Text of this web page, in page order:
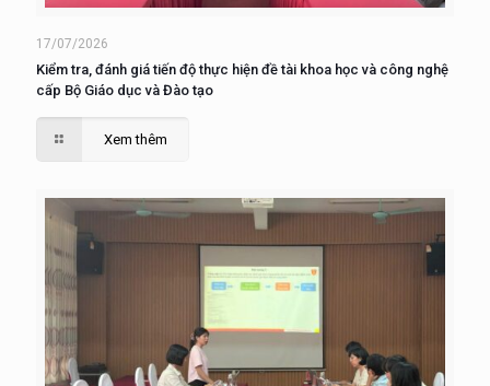
17/07/2026
Kiểm tra, đánh giá tiến độ thực hiện đề tài khoa học và công nghệ
cấp Bộ Giáo dục và Đào tạo
Xem thêm